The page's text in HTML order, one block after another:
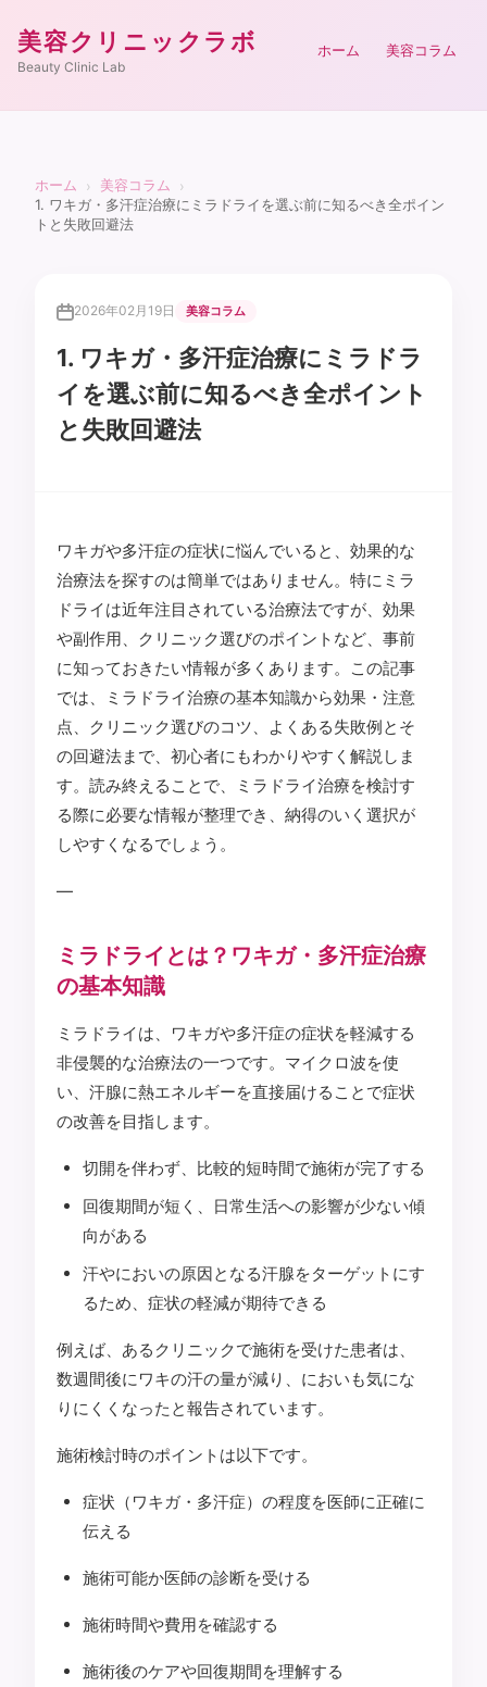
美容クリニックラボ
Beauty Clinic Lab
ホーム 美容コラム
ホーム › 美容コラム
›
1. ワキガ・多汗症治療にミラドライを選ぶ前に知るべき全ポイン
トと失敗回避法
2026年02月19日 美容コラム
1. ワキガ・多汗症治療にミラドラ
イを選ぶ前に知るべき全ポイント
と失敗回避法
ワキガや多汗症の症状に悩んでいると、効果的な
治療法を探すのは簡単ではありません。特にミラ
ドライは近年注目されている治療法ですが、効果
や副作用、クリニック選びのポイントなど、事前
に知っておきたい情報が多くあります。この記事
では、ミラドライ治療の基本知識から効果・注意
点、クリニック選びのコツ、よくある失敗例とそ
の回避法まで、初心者にもわかりやすく解説しま
す。読み終えることで、ミラドライ治療を検討す
る際に必要な情報が整理でき、納得のいく選択が
しやすくなるでしょう。
—
ミラドライとは？ワキガ・多汗症治療
の基本知識
ミラドライは、ワキガや多汗症の症状を軽減する
非侵襲的な治療法の一つです。マイクロ波を使
い、汗腺に熱エネルギーを直接届けることで症状
の改善を目指します。
切開を伴わず、比較的短時間で施術が完了する
回復期間が短く、日常生活への影響が少ない傾
向がある
汗やにおいの原因となる汗腺をターゲットにす
るため、症状の軽減が期待できる
例えば、あるクリニックで施術を受けた患者は、
数週間後にワキの汗の量が減り、においも気にな
りにくくなったと報告されています。
施術検討時のポイントは以下です。
症状（ワキガ・多汗症）の程度を医師に正確に
伝える
施術可能か医師の診断を受ける
施術時間や費用を確認する
施術後のケアや回復期間を理解する